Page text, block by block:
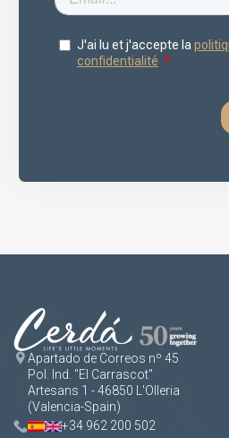
Apartado de Correos nº 45
Pol. Ind. "El Carrascot"
Artesans 1 - 46850 L'Olleria
(Valencia-Spain)
+34 962 200 502